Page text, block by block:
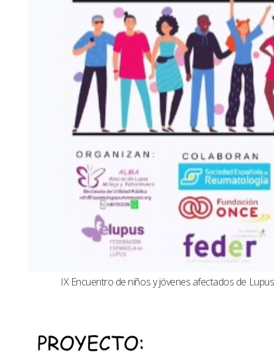
IX Encuentro de niños y jóvenes afectados de